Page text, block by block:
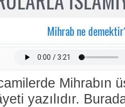
Mihrab ne
Mihrabın
yazılıdır.